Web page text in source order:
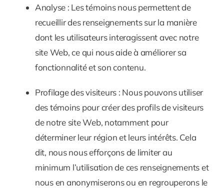
Analyse : Les témoins nous permettent de
recueillir des renseignements sur la manière
dont les utilisateurs interagissent avec notre
site Web, ce qui nous aide à améliorer sa
fonctionnalité et son contenu.
Profilage des visiteurs : Nous pouvons utiliser
des témoins pour créer des profils de visiteurs
de notre site Web, notamment pour
déterminer leur région et leurs intérêts. Cela
dit, nous nous efforçons de limiter au
minimum l’utilisation de ces renseignements et
nous en anonymiserons ou en regrouperons le